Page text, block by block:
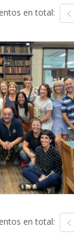
en total:
en total: